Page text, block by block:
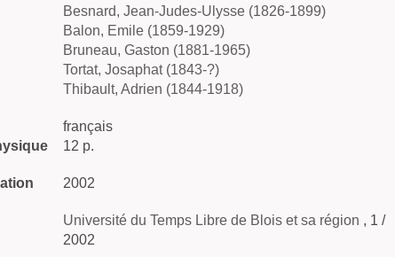
Besnard, Jean-Judes-Ulysse (1826-1899)
Balon, Emile (1859-1929)
Bruneau, Gaston (1881-1965)
Tortat, Josaphat (1843-?)
Thibault, Adrien (1844-1918)
français
12 p.
2002
Université du Temps Libre de Blois et sa région , 1 /
2002